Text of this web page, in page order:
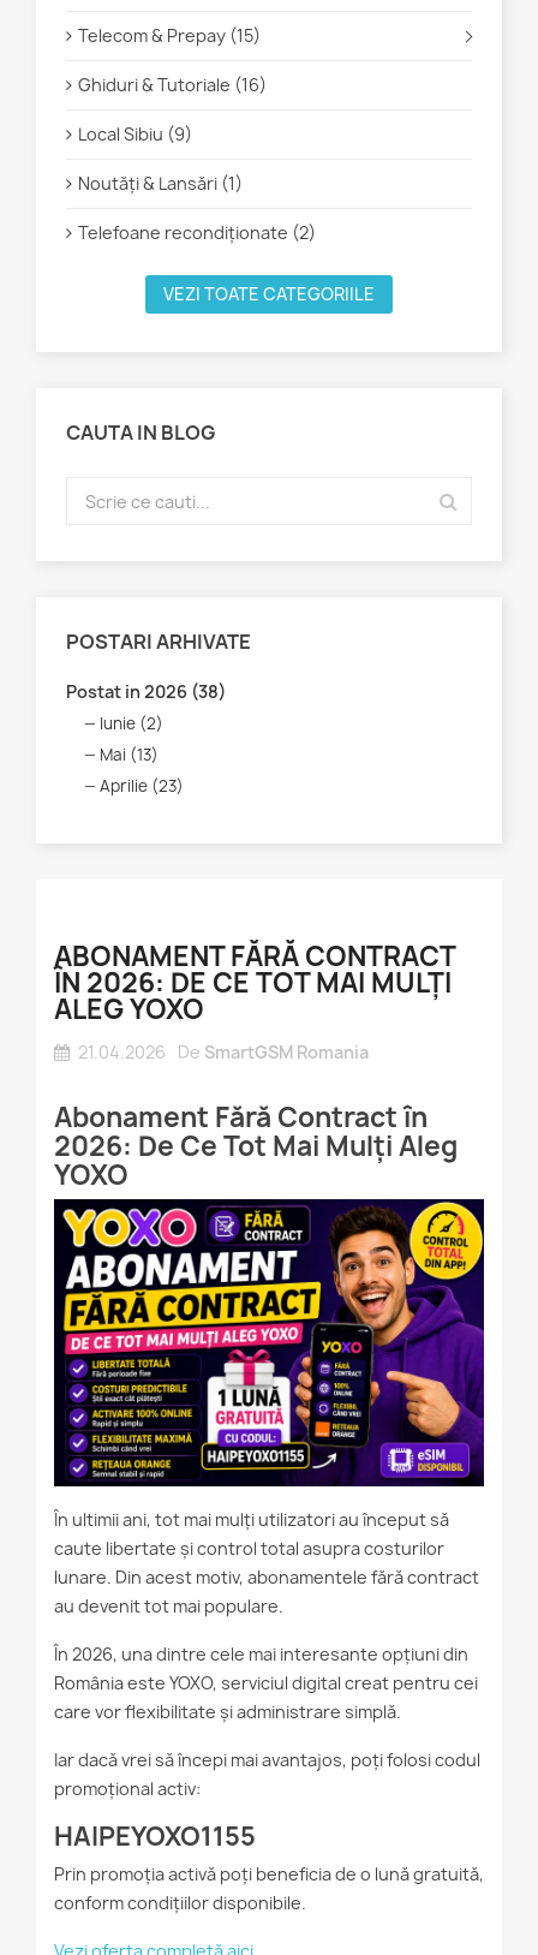
Telecom & Prepay (15)
Ghiduri & Tutoriale (16)
Local Sibiu (9)
Noutăți & Lansări (1)
Telefoane recondiționate (2)
VEZI TOATE CATEGORIILE
CAUTA IN BLOG
POSTARI ARHIVATE
Postat in 2026 (38)
Iunie (2)
Mai (13)
Aprilie (23)
ABONAMENT FĂRĂ CONTRACT
ÎN 2026: DE CE TOT MAI MULȚI
ALEG YOXO
21.04.2026 De SmartGSM Romania
Abonament Fără Contract în
2026: De Ce Tot Mai Mulți Aleg
YOXO
În ultimii ani, tot mai mulți utilizatori au început să
caute libertate și control total asupra costurilor
lunare. Din acest motiv, abonamentele fără contract
au devenit tot mai populare.
În 2026, una dintre cele mai interesante opțiuni din
România este YOXO, serviciul digital creat pentru cei
care vor flexibilitate și administrare simplă.
Iar dacă vrei să începi mai avantajos, poți folosi codul
promoțional activ:
HAIPEYOXO1155
Prin promoția activă poți beneficia de o lună gratuită,
conform condițiilor disponibile.